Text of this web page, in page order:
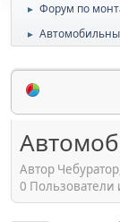
► Форум по
►
Автор
0 Пользователи